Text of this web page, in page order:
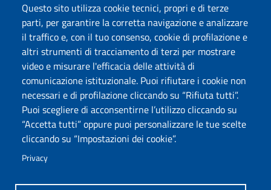
Questo sito utilizza cookie tecnici, propri e di terze
parti, per garantire la corretta navigazione e analizzare
il traffico e, con il tuo consenso, cookie di profilazione e
altri strumenti di tracciamento di terzi per mostrare
video e misurare l'efficacia delle attività di
comunicazione istituzionale. Puoi rifiutare i cookie non
necessari e di profilazione cliccando su “Rifiuta tutti”.
Puoi scegliere di acconsentirne l’utilizzo cliccando su
“Accetta tutti” oppure puoi personalizzare le tue scelte
cliccando su “Impostazioni dei cookie”.
Privacy
Università degli Studi di Sassari
Piazza Università 21, Sassari
Tel.: 800 882994 (Orientamento studenti)
RETTORE:rettore@uniss.it
PEC:protocollo@pec.uniss.it
URP:urp@uniss.it
P.I. 00196350904 –pagoPA®
Seguici su
Chatta con noi